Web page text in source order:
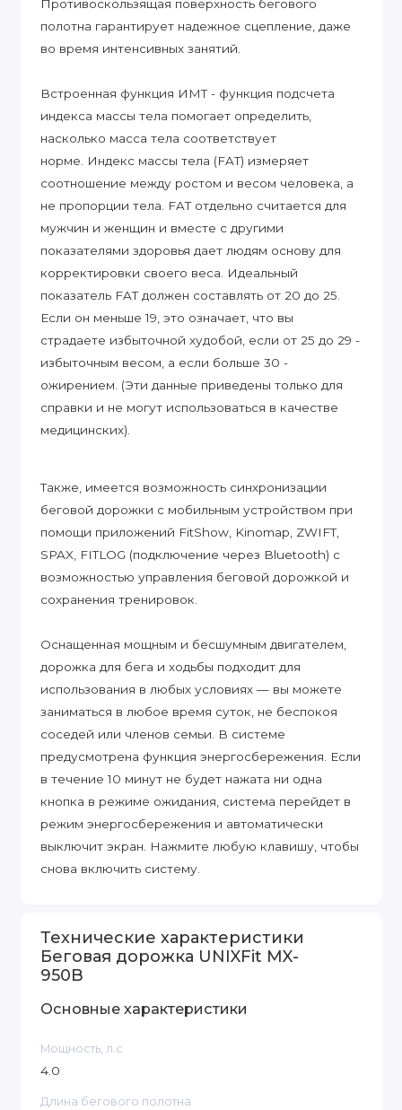
Противоскользящая поверхность бегового
полотна гарантирует надежное сцепление, даже
во время интенсивных занятий.
Встроенная функция ИМТ - функция подсчета
индекса массы тела помогает определить,
насколько масса тела соответствует
норме. Индекс массы тела (FAT) измеряет
соотношение между ростом и весом человека, а
не пропорции тела. FAT отдельно считается для
мужчин и женщин и вместе с другими
показателями здоровья дает людям основу для
корректировки своего веса. Идеальный
показатель FAT должен составлять от 20 до 25.
Если он меньше 19, это означает, что вы
страдаете избыточной худобой, если от 25 до 29 -
избыточным весом, а если больше 30 -
ожирением. (Эти данные приведены только для
справки и не могут использоваться в качестве
медицинских).
Также, имеется возможность синхронизации
беговой дорожки с мобильным устройством при
помощи приложений FitShow, Kinomap, ZWIFT,
SPAX, FITLOG (подключение через Bluetooth) с
возможностью управления беговой дорожкой и
сохранения тренировок.
Оснащенная мощным и бесшумным двигателем,
дорожка для бега и ходьбы подходит для
использования в любых условиях — вы можете
заниматься в любое время суток, не беспокоя
соседей или членов семьи. В системе
предусмотрена функция энергосбережения. Если
в течение 10 минут не будет нажата ни одна
кнопка в режиме ожидания, система перейдет в
режим энергосбережения и автоматически
выключит экран. Нажмите любую клавишу, чтобы
снова включить систему.
Технические характеристики
Беговая дорожка UNIXFit MX-
950B
Основные характеристики
Мощность, л.с
4.0
Длина бегового полотна